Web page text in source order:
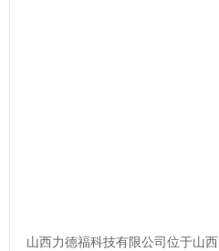
山西力德福科技有限公司位于山